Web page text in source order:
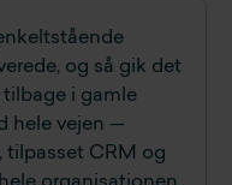
og så gik det
i gamle
hele vejen —
CRM og